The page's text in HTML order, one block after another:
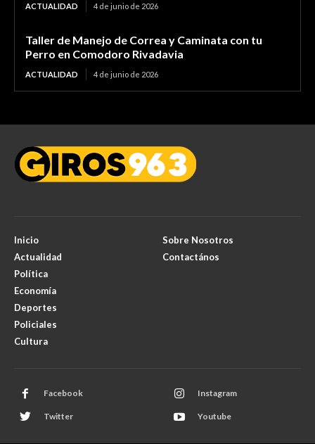
ACTUALIDAD 4 de junio de 2026
Taller de Manejo de Correa y Caminata con tu
Perro en Comodoro Rivadavia
ACTUALIDAD 4 de junio de 2026
Inicio
Actualidad
Política
Economía
Deportes
Policiales
Cultura
Sobre Nosotros
Contactános
Facebook Instagram
Twitter Youtube